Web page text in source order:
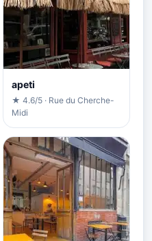
apeti
★ 4.6/5 · Rue du Cherche-
Midi